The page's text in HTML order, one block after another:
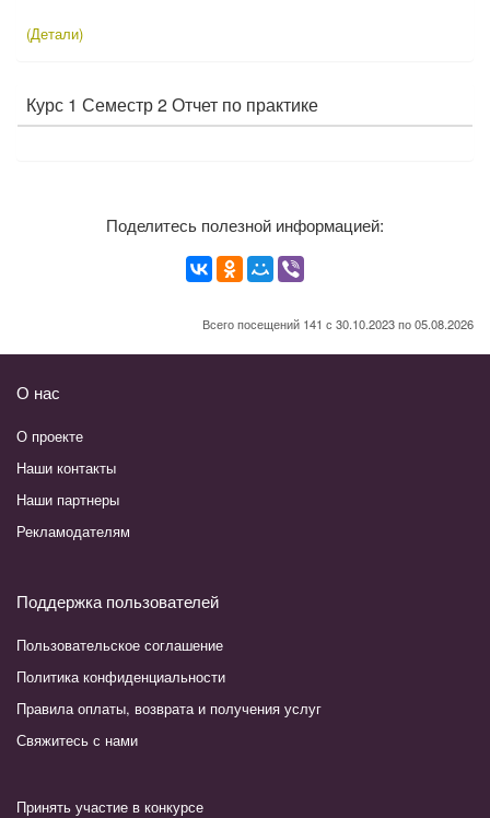
(Детали)
Курс 1 Семестр 2 Отчет по практике
Поделитесь полезной информацией:
Всего посещений 141 с 30.10.2023 по 05.08.2026
О нас
О проекте
Наши контакты
Наши партнеры
Рекламодателям
Поддержка пользователей
Пользовательское соглашение
Политика конфиденциальности
Правила оплаты, возврата и получения услуг
Свяжитесь с нами
Принять участие в конкурсе